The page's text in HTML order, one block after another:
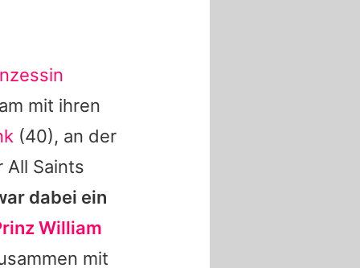
mit ihren
(40), an der
Saints
dabei ein
William
mit